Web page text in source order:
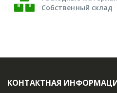
Собственный склад
КОНТАКТНАЯ